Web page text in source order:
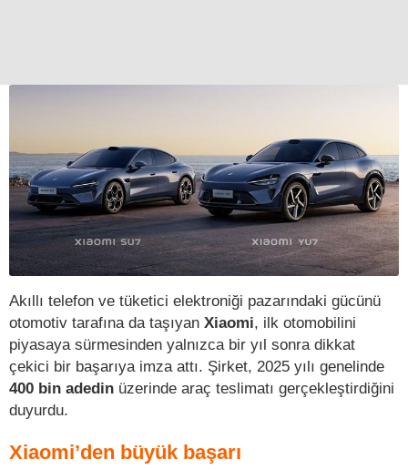
Akıllı telefon ve tüketici elektroniği pazarındaki gücünü
otomotiv tarafına da taşıyan Xiaomi, ilk otomobilini
piyasaya sürmesinden yalnızca bir yıl sonra dikkat
çekici bir başarıya imza attı. Şirket, 2025 yılı genelinde
400 bin adedin üzerinde araç teslimatı gerçekleştirdiğini
duyurdu.
Xiaomi’den büyük başarı